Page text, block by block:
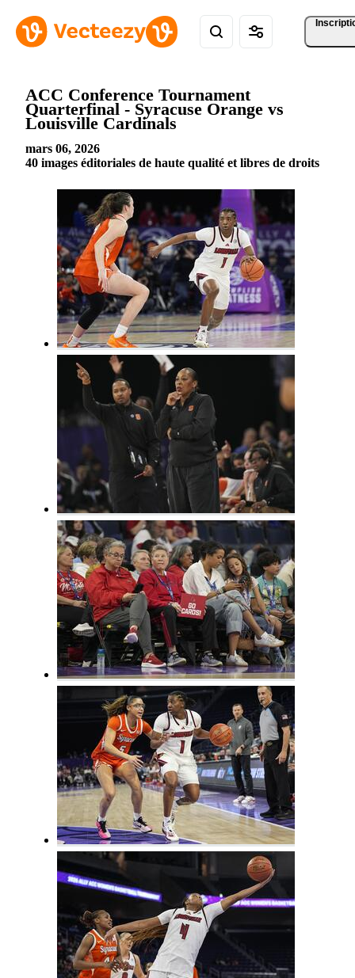
ACC Conference Tournament
Quarterfinal - Syracuse Orange vs
Louisville Cardinals
mars 06, 2026
40 images éditoriales de haute qualité et libres de droits